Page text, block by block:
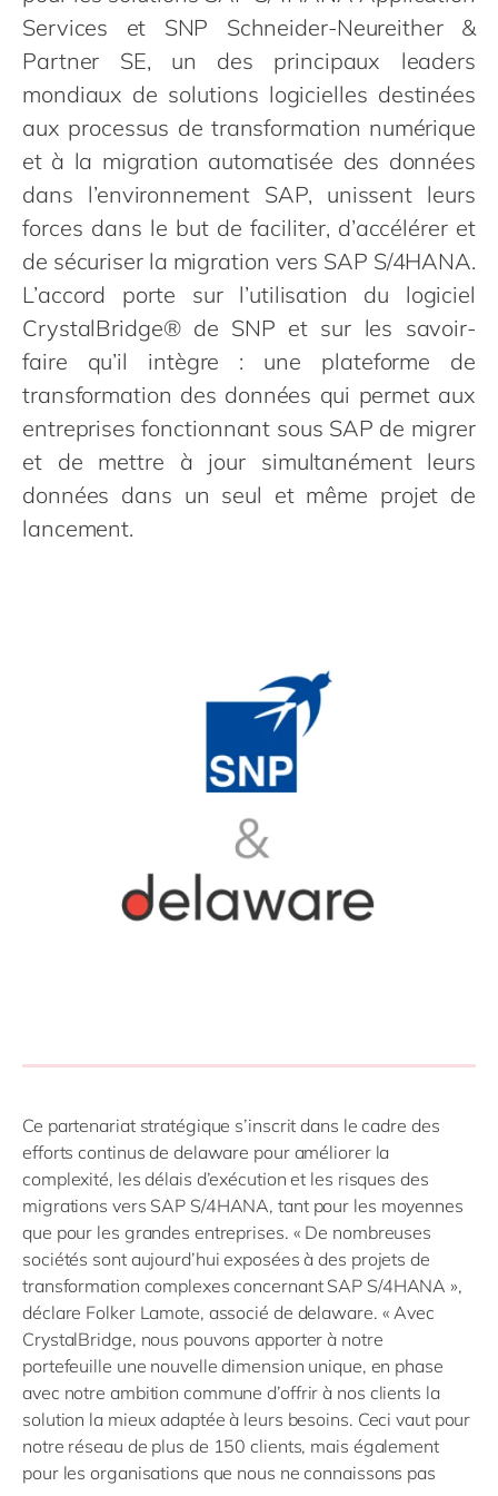
Philippines
en
Switzerland
en
UK & Ireland
en
USA & Canada
en
Services et SNP Schneider-Neureither &
Partner SE, un des principaux leaders
mondiaux de solutions logicielles destinées
aux processus de transformation numérique
et à la migration automatisée des données
dans l’environnement SAP, unissent leurs
forces dans le but de faciliter, d’accélérer et
de sécuriser la migration vers SAP S/4HANA.
L’accord porte sur l’utilisation du logiciel
CrystalBridge® de SNP et sur les savoir-
faire qu’il intègre : une plateforme de
transformation des données qui permet aux
entreprises fonctionnant sous SAP de migrer
et de mettre à jour simultanément leurs
données dans un seul et même projet de
lancement.
Ce partenariat stratégique s’inscrit dans le cadre des
efforts continus de delaware pour améliorer la
complexité, les délais d’exécution et les risques des
migrations vers SAP S/4HANA, tant pour les moyennes
que pour les grandes entreprises. « De nombreuses
sociétés sont aujourd’hui exposées à des projets de
transformation complexes concernant SAP S/4HANA »,
déclare Folker Lamote, associé de delaware. « Avec
CrystalBridge, nous pouvons apporter à notre
portefeuille une nouvelle dimension unique, en phase
avec notre ambition commune d’offrir à nos clients la
solution la mieux adaptée à leurs besoins. Ceci vaut pour
notre réseau de plus de 150 clients, mais également
pour les organisations que nous ne connaissons pas